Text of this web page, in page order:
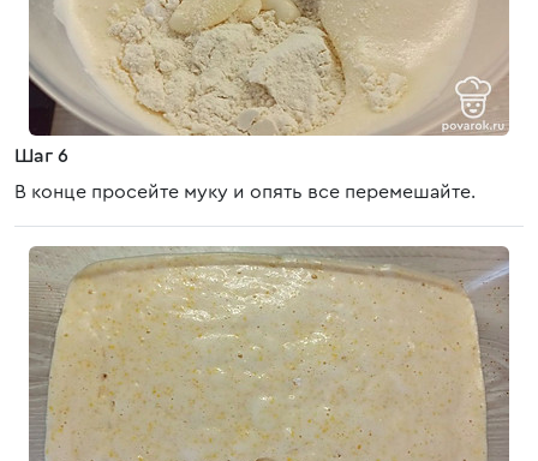
Шаг 6
В конце просейте муку и опять все перемешайте.